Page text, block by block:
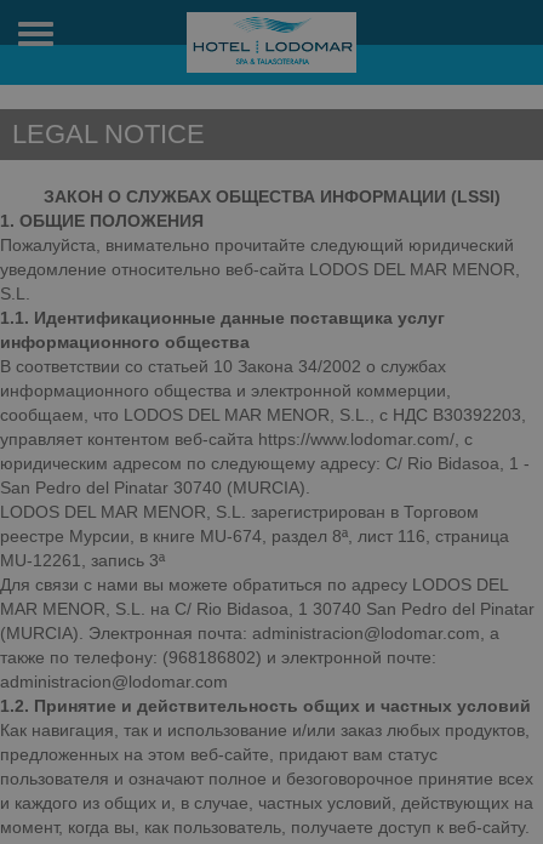
Toggle
LEGAL NOTICE
ЗАКОН О СЛУЖБАХ ОБЩЕСТВА ИНФОРМАЦИИ (LSSI)
1. ОБЩИЕ ПОЛОЖЕНИЯ
Пожалуйста, внимательно прочитайте следующий юридический
уведомление относительно веб-сайта LODOS DEL MAR MENOR,
S.L.
1.1. Идентификационные данные поставщика услуг
информационного общества
В соответствии со статьей 10 Закона 34/2002 о службах
информационного общества и электронной коммерции,
сообщаем, что LODOS DEL MAR MENOR, S.L., с НДС B30392203,
управляет контентом веб-сайта https://www.lodomar.com/, с
юридическим адресом по следующему адресу: C/ Rio Bidasoa, 1 -
San Pedro del Pinatar 30740 (MURCIA).
LODOS DEL MAR MENOR, S.L. зарегистрирован в Торговом
реестре Мурсии, в книге MU-674, раздел 8ª, лист 116, страница
MU-12261, запись 3ª
Для связи с нами вы можете обратиться по адресу LODOS DEL
MAR MENOR, S.L. на C/ Rio Bidasoa, 1 30740 San Pedro del Pinatar
(MURCIA). Электронная почта: administracion@lodomar.com, а
также по телефону: (968186802) и электронной почте:
administracion@lodomar.com
1.2. Принятие и действительность общих и частных условий
Как навигация, так и использование и/или заказ любых продуктов,
предложенных на этом веб-сайте, придают вам статус
пользователя и означают полное и безоговорочное принятие всех
и каждого из общих и, в случае, частных условий, действующих на
момент, когда вы, как пользователь, получаете доступ к веб-сайту.